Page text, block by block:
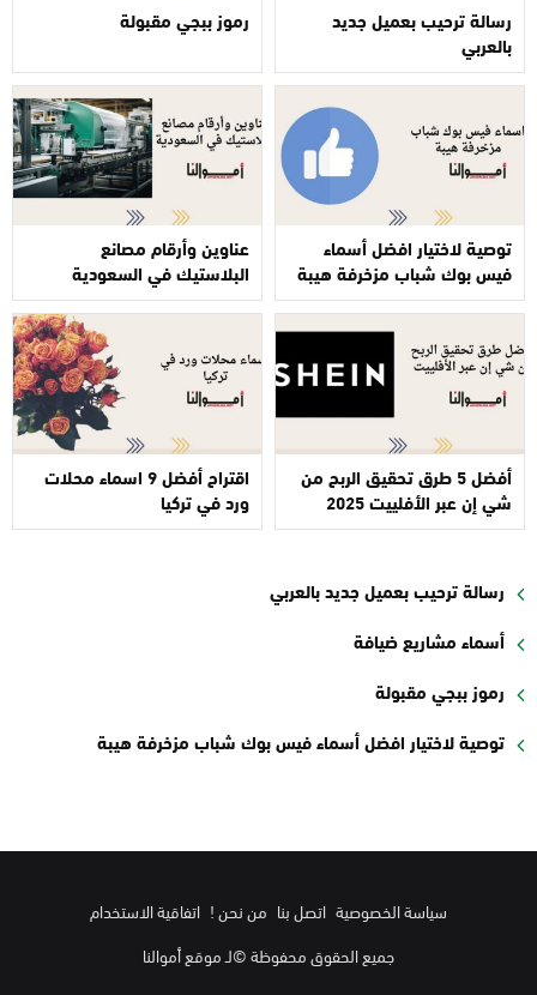
رسالة ترحيب بعميل جديد
بالعربي
رموز ببجي مقبولة
توصية لاختيار افضل أسماء
فيس بوك شباب مزخرفة هيبة
عناوين وأرقام مصانع
البلاستيك في السعودية
أفضل 5 طرق تحقيق الربح من
شي إن عبر الأفلييت 2025
اقتراح أفضل 9 اسماء محلات
ورد في تركيا
رسالة ترحيب بعميل جديد بالعربي
أسماء مشاريع ضيافة
رموز ببجي مقبولة
توصية لاختيار افضل أسماء فيس بوك شباب مزخرفة هيبة
جميع الحقوق محفوظة ©لـ موقع أموالنا
سياسة الخصوصية اتصل بنا من نحن ! اتفاقية الاستخدام